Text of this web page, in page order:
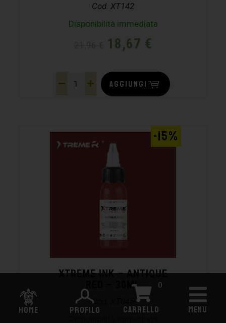
HOME PROFILO CARRELLO
0
MENU
Cod. XT142
Disponibilità immediata
18,67 €
AGGIUNGI
XTREME INK – ANTIQUE
RED – 30ML
Cod. XT045
-15%